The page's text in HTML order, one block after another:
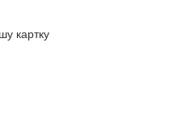
картку